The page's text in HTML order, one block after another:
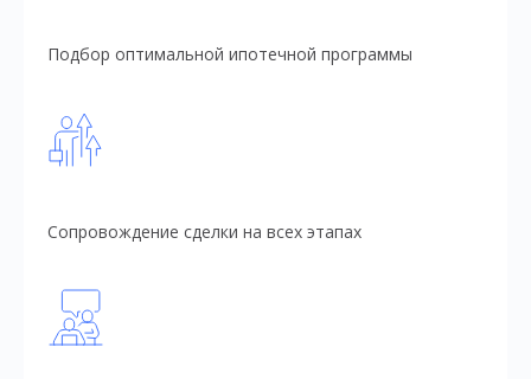
Подбор оптимальной ипотечной программы
Сопровождение сделки на всех этапах